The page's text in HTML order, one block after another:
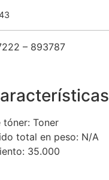
– 893787
tóner: Toner
total en peso: N/A
: 35.000